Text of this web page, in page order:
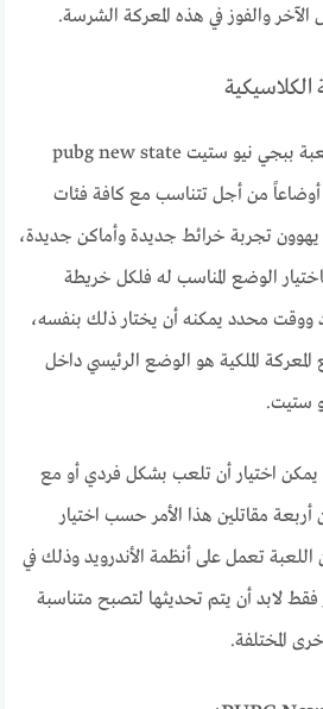
والفوز في هذه المعركة الشرسة.
الكلاسيكية
لابد أن تضم لعبة ببجي نيو ستيت pubg new state
أوضاعاً من أجل تتناسب مع كافة فئات
يهوون تجربة خرائط جديدة وأماكن جديدة،
الوضع المناسب له فلكل خريطة
محدد يمكنه أن يختار ذلك بنفسه،
الملكية هو الوضع الرئيسي داخل
ستيت.
يمكن اختيار أن تلعب بشكل فردي أو مع
مقاتلين هذا الأمر حسب اختيار
اللعبة تعمل على أنظمة الأندرويد وذلك في
لابد أن يتم تحديثها لتصبح متناسبة
المختلفة.